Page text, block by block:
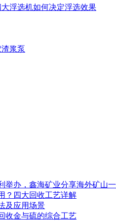
浮选机如何决定浮选效果
浆泵
举办，鑫海矿业分享海外矿山
？四大回收工艺详解
及应用场景
收金与硫的综合工艺